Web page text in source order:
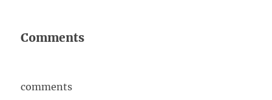
Comments
comments